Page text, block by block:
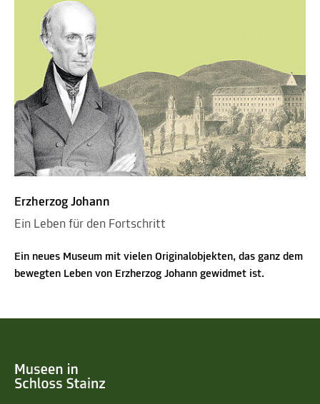
Erzherzog Johann
Ein Leben für den Fortschritt
Ein neues Museum mit vielen Originalobjekten, das ganz dem
bewegten Leben von Erzherzog Johann gewidmet ist.